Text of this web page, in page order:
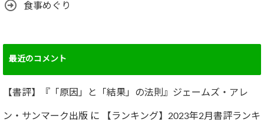
食事めぐり
最近のコメント
【書評】『「原因」と「結果」の法則』ジェームズ・アレ
ン・サンマーク出版 に 【ランキング】2023年2月書評ランキ